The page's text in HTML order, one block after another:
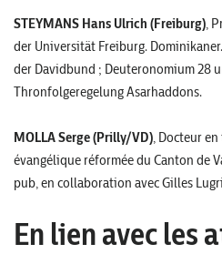
STEYMANS Hans Ulrich (Freiburg) ,
der Universität Freiburg.
der Davidbund ; Deuteronomium 28
Thronfolgeregelung Asarhaddons.
MOLLA Serge (Prilly/VD) , Docteur
évangélique réformée du Canton de
pub, en collaboration avec Gilles
En lien avec les